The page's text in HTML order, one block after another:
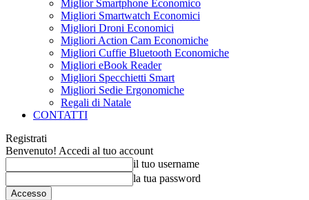
Miglior Smartphone Economico
Migliori Smartwatch Economici
Migliori Droni Economici
Migliori Action Cam Economiche
Migliori Cuffie Bluetooth Economiche
Migliori eBook Reader
Migliori Specchietti Smart
Migliori Sedie Ergonomiche
Regali di Natale
CONTATTI
Registrati
Benvenuto! Accedi al tuo account
il tuo username
la tua password